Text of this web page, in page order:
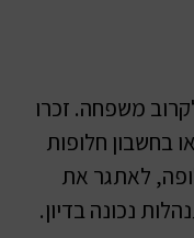
משפחה. זכרו
בחשבון חלופות
לאתגר את
נכונה בדיון.